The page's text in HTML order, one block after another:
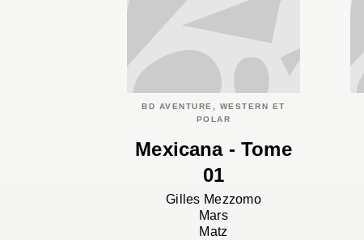
BD AVENTURE, WESTERN ET
POLAR
Mexicana - Tome
01
Gilles Mezzomo
Mars
Matz